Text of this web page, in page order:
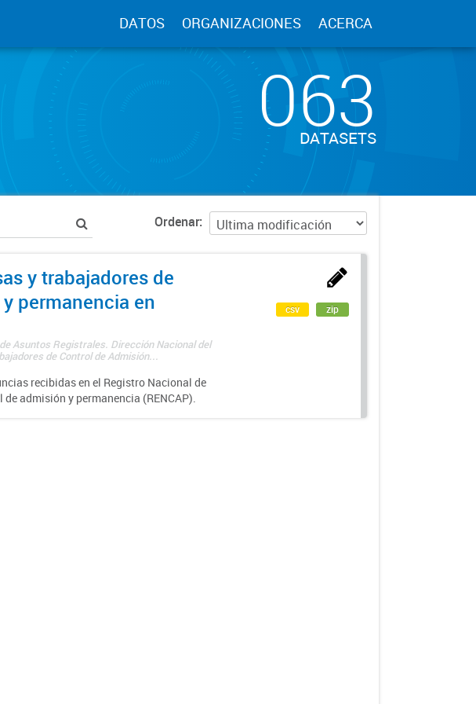
DATOS ORGANIZACIONES ACERCA
063
DATASETS
Ordenar
y trabajadores de
permanencia en
Asuntos Registrales. Dirección Nacional del
de Control de Admisión...
recibidas en el Registro Nacional de
admisión y permanencia (RENCAP).
csv zip